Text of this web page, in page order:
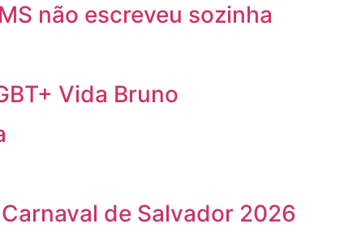
não escreveu sozinha
Vida Bruno
de Salvador 2026